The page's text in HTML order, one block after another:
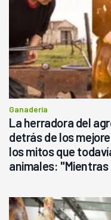
Ganadería
La herradora del
detrás de los
los mitos que
animales: